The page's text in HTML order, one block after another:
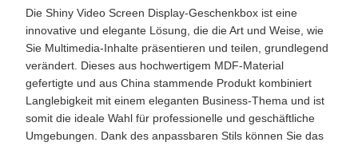
Die Shiny Video Screen Display-Geschenkbox ist eine
innovative und elegante Lösung, die die Art und Weise, wie
Sie Multimedia-Inhalte präsentieren und teilen, grundlegend
verändert. Dieses aus hochwertigem MDF-Material
gefertigte und aus China stammende Produkt kombiniert
Langlebigkeit mit einem eleganten Business-Thema und ist
somit die ideale Wahl für professionelle und geschäftliche
Umgebungen. Dank des anpassbaren Stils können Sie das